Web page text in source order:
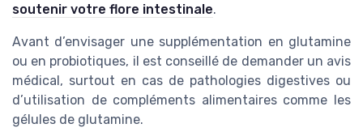
soutenir votre flore intestinale.
Avant d’envisager une supplémentation en glutamine
ou en probiotiques, il est conseillé de demander un avis
médical, surtout en cas de pathologies digestives ou
d’utilisation de compléments alimentaires comme les
gélules de glutamine.